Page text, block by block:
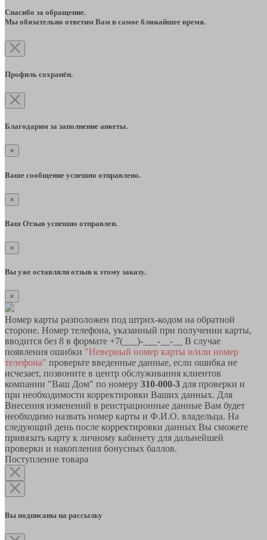
Спасибо за обращение.
Мы обязательно ответим Вам в самое ближайшее время.
Профиль сохранён.
Благодарим за заполнение анкеты.
×
Ваше сообщение успешно отправлено.
×
Ваш Отзыв успешно отправлен.
×
Вы уже оставляли отзыв к этому заказу.
×
Номер карты разположен под штрих-кодом на обратной
стороне. Номер телефона, указанный при получении карты,
вводится без 8 в формате +7(___)-___-__-__ В случае
появления ошибки "Неверный номер карты и/или номер
телефона" проверьте введенные данные, если ошибка не
исчезает, позвоните в центр обслуживания клиентов
компании "Ваш Дом" по номеру 310-000-3 для проверки и
при необходимости корректировки Ваших данных. Для
Внесения изменений в реистрационные данные Вам будет
необходимо назвать номер карты и Ф.И.О. владельца. На
следующий день после корректировки данных Вы сможете
привязать карту к личному кабинету для дальнейшей
проверки и накопления бонусных баллов.
Поступление товара
Вы подписаны на рассылку